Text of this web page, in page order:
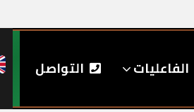
الفاعليات التواصل